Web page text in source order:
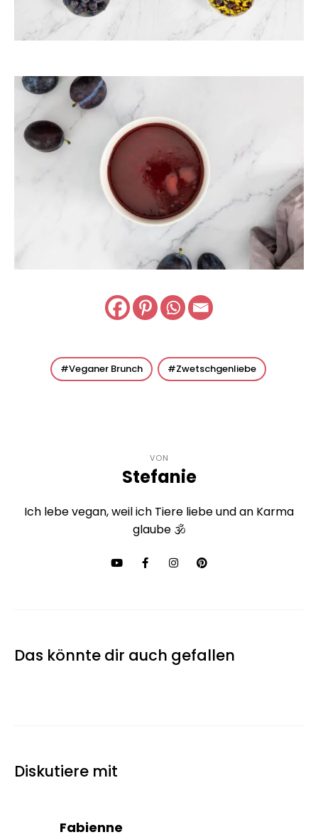
Veganer Brunch Zwetschgenliebe
VON
Stefanie
Ich lebe vegan, weil ich Tiere liebe und an Karma
glaube 🕉
Das könnte dir auch gefallen
Diskutiere mit
Fabienne